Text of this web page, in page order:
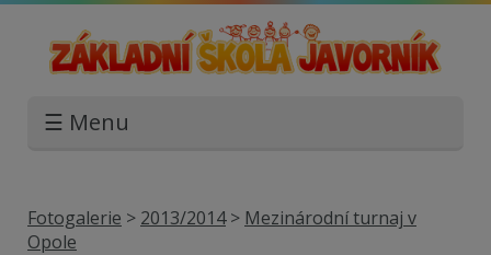
☰ Menu
Fotogalerie > 2013/2014> Mezinárodní turnaj v
Opole